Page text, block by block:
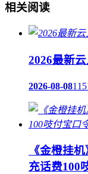
相关阅读
2026最新
2026-08-08
《金橙挂
充话费100